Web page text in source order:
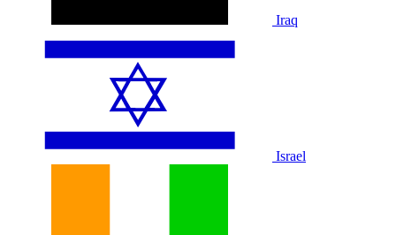
Iraq
Israel